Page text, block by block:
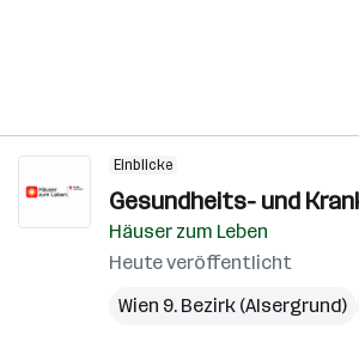
Einblicke
Gesundheits- und
Häuser zum Leben
Heute veröffentlicht
Wien 9. Bezirk (Alsergrund)